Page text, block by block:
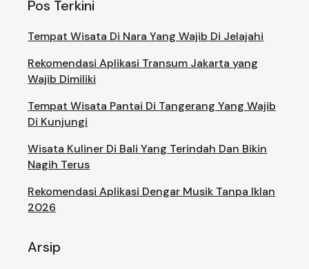
Pos Terkini
Tempat Wisata Di Nara Yang Wajib Di Jelajahi
Rekomendasi Aplikasi Transum Jakarta yang
Wajib Dimiliki
Tempat Wisata Pantai Di Tangerang Yang Wajib
Di Kunjungi
Wisata Kuliner Di Bali Yang Terindah Dan Bikin
Nagih Terus
Rekomendasi Aplikasi Dengar Musik Tanpa Iklan
2026
Arsip